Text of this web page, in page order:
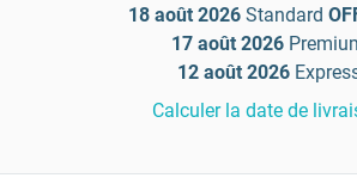
18 août 2026 Standard
17 août 2026
12 août 2026
Calculer la date de